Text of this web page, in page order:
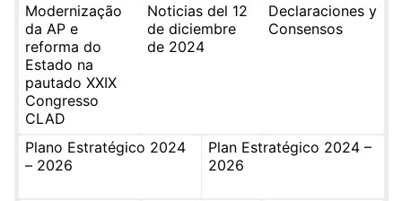
Modernização
da AP e
reforma do
Estado na
pautado XXIX
Congresso
CLAD
Noticias del 12
de diciembre
de 2024
Declaraciones y
Consensos
Plano Estratégico 2024
– 2026
Plan Estratégico 2024 –
2026